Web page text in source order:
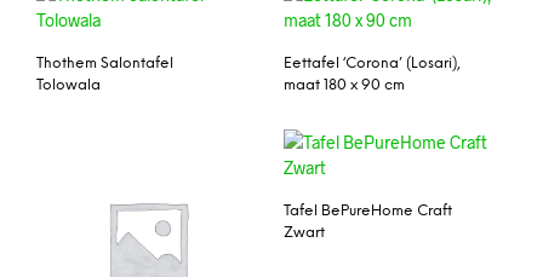
Thothem Salontafel
Tolowala
Eettafel ‘Corona’ (Losari),
maat 180 x 90 cm
Tafel BePureHome Craft
Zwart